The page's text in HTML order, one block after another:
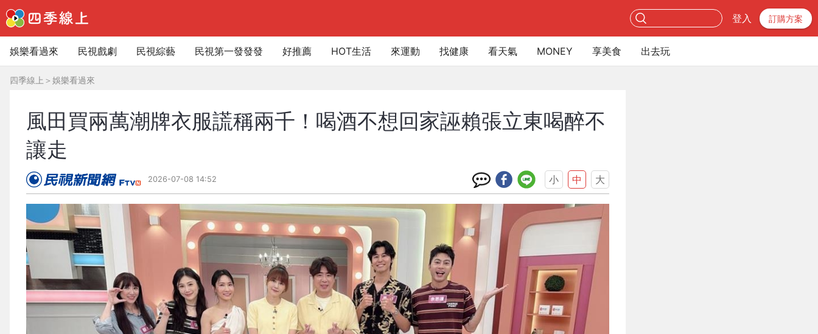
登入 訂購方案
娛樂看過來 民視戲劇 民視綜藝 民視第一發發發 好推薦 HOT生活 來運動 找健康 看天氣 MONEY 享美食 出去玩
四季線上 ＞ 娛樂看過來
風田買兩萬潮牌衣服謊稱兩千！喝酒不想回家誣賴張立東喝醉不
讓走
2026-07-08 14:52 小 中 大